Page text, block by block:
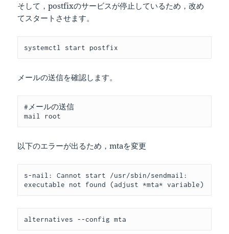
そして，postfixのサービスが停止しているため，改め
てスタートさせます。
systemctl start postfix
メールの送信を確認します。
#メールの送信
mail root
以下のエラーが出るため，mtaを変更
s-nail: Cannot start /usr/sbin/sendmail:
executable not found (adjust *mta* variable)
alternatives --config mta